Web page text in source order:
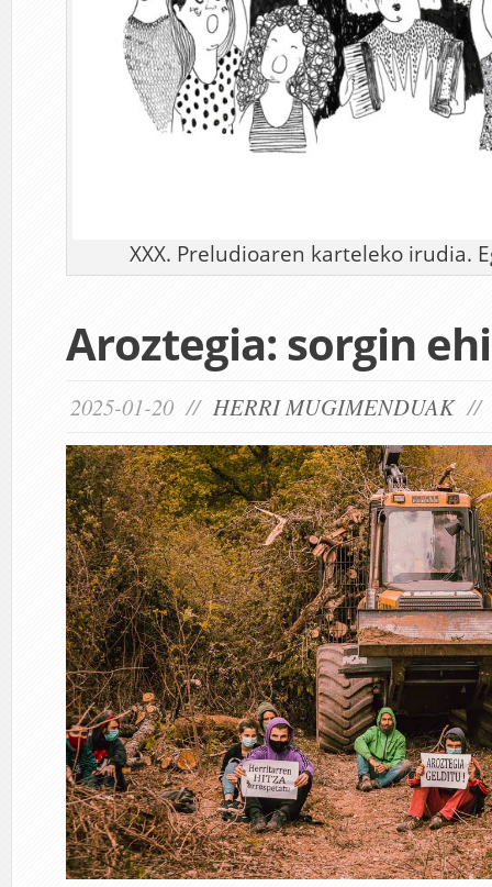
XXX. Preludioaren karteleko irudia.
Aroztegia: sorgin
2025-01-20 // HERRI MUGIMENDUAK